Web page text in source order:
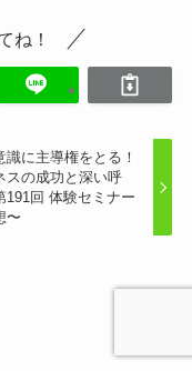
ね！
識に主導権をとる！
スの成功と深い呼
191回 体験セミナー
〜